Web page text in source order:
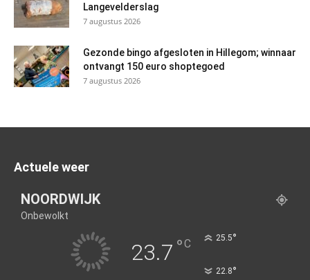
Langevelderslag
7 augustus 2026
Gezonde bingo afgesloten in Hillegom; winnaar
ontvangt 150 euro shoptegoed
7 augustus 2026
Actuele weer
NOORDWIJK
Onbewolkt
23.7 °C 25.5°
22.8°